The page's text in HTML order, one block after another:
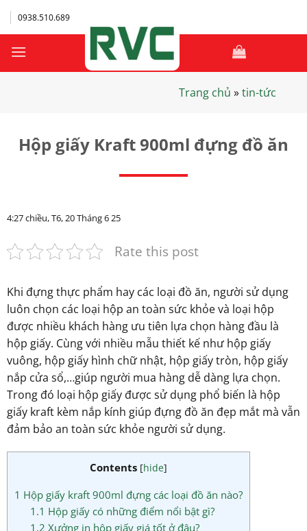
Bỏ
qua
dung
0938.510.689
Trang chủ »tin-tức
Hộp giấy Kraft 900ml đựng đồ ăn
4:27 chiều, T6, 20 Tháng 6 25
Rate this post
Khi đựng thực phẩm hay các loại đồ ăn, người sử dụng
luôn chọn các loại hộp an toàn sức khỏe và loại hộp
được nhiều khách hàng ưu tiên lựa chọn hàng đầu là
hộp giấy. Cùng với nhiều mẫu thiết kế như hộp giấy
vuông, hộp giấy hình chữ nhật, hộp giấy tròn, hộp giấy
nắp cửa sổ,…giúp người mua hàng dễ dàng lựa chọn.
Trong đó loại hộp giấy được sử dụng phổ biến là hộp
giấy kraft kèm nắp kính giúp đựng đồ ăn đẹp mắt mà vẫn
đảm bảo an toàn sức khỏe người sử dụng.
Contents [hide]
1 Hộp giấy kraft 900ml đựng các loại đồ ăn nào?
1.1 Hộp giấy có những điểm nổi bật gì?
1.2 Xưởng in hộp giấy giá tốt ở đâu?